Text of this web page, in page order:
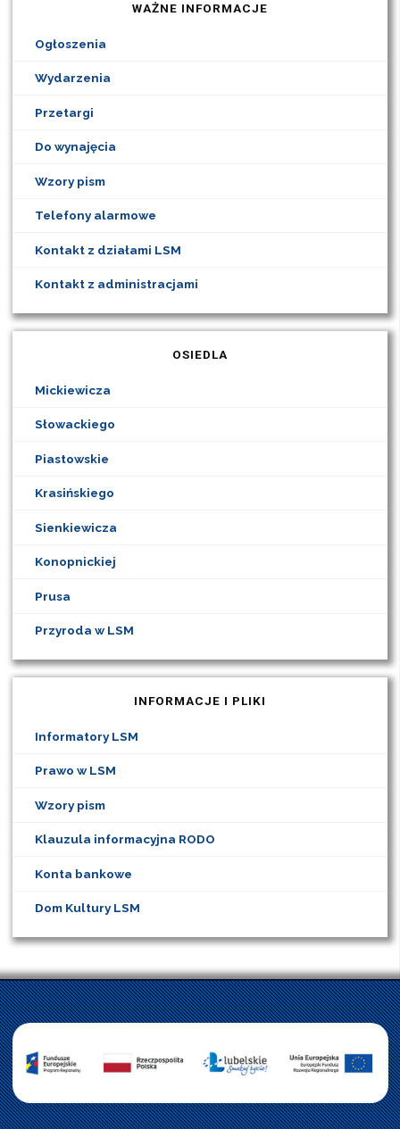
WAŻNE INFORMACJE
Ogłoszenia
Wydarzenia
Przetargi
Do wynajęcia
Wzory pism
Telefony alarmowe
Kontakt z działami LSM
Kontakt z administracjami
OSIEDLA
Mickiewicza
Słowackiego
Piastowskie
Krasińskiego
Sienkiewicza
Konopnickiej
Prusa
Przyroda w LSM
INFORMACJE I PLIKI
Informatory LSM
Prawo w LSM
Wzory pism
Klauzula informacyjna RODO
Konta bankowe
Dom Kultury LSM